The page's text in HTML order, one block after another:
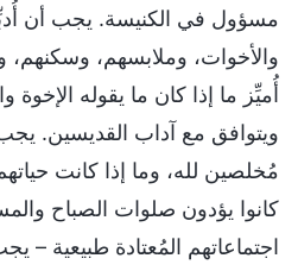
مسؤول في الكنيسة. يجب أن
والأخوات، وملابسهم،
أُميِّز ما إذا كان ما يقوله
ويتوافق مع آداب القديسين. يجب
مُخلصين لله، وما إذا كانت
كانوا يؤدون صلوات الصباح
اجتماعاتهم المُعتادة طبيعية –